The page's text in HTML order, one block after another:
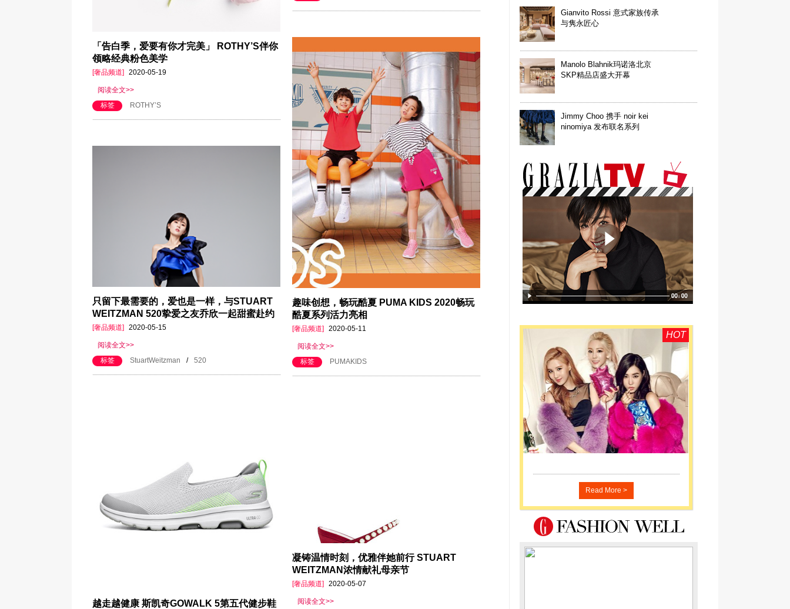
「告白季，爱要有你才完美」 ROTHY’S伴你
领略经典粉色美学
[奢品频道] 2020-05-19
阅读全文>>
标签
ROTHY’S
只留下最需要的，爱也是一样，与STUART
WEITZMAN 520挚爱之友乔欣一起甜蜜赴约
[奢品频道] 2020-05-15
阅读全文>>
标签
StuartWeitzman / 520
越走越健康 斯凯奇GOWALK 5第五代健步鞋
趣味创想，畅玩酷夏 PUMA KIDS 2020畅玩
酷夏系列活力亮相
[奢品频道] 2020-05-11
阅读全文>>
标签
PUMAKIDS
凝铸温情时刻，优雅伴她前行 STUART
WEITZMAN浓情献礼母亲节
[奢品频道] 2020-05-07
阅读全文>>
Gianvito Rossi 意式家族传承
与隽永匠心
Manolo Blahnik玛诺洛北京
SKP精品店盛大开幕
Jimmy Choo 携手 noir kei
ninomiya 发布联名系列
HOT
Read More >